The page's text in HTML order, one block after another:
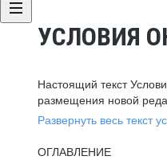
УСЛОВИЯ
Настоящий текст
размещения новой
Развернуть весь текст
ОГЛАВЛЕНИЕ